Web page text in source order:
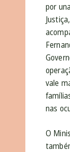
por
vale
nas
O